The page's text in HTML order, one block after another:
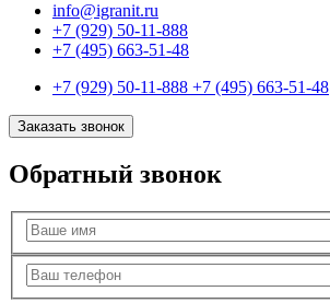
info@igranit.ru
+7 (929) 50-11-888
+7 (495) 663-51-48
+7 (929) 50-11-888 +7 (495) 663-51-48
Заказать звонок
Обратный звонок